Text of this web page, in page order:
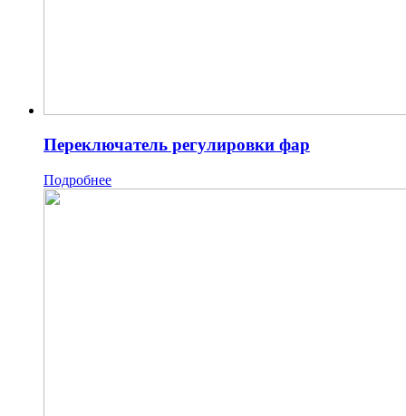
Переключатель регулировки фар
Подробнее